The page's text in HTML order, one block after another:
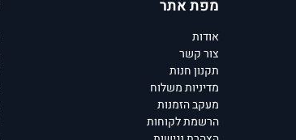
מפת אתר
אודות
צור קשר
תקנון חנות
מדיניות משלוח
מעקב הזמנות
הרשמת לקוחות